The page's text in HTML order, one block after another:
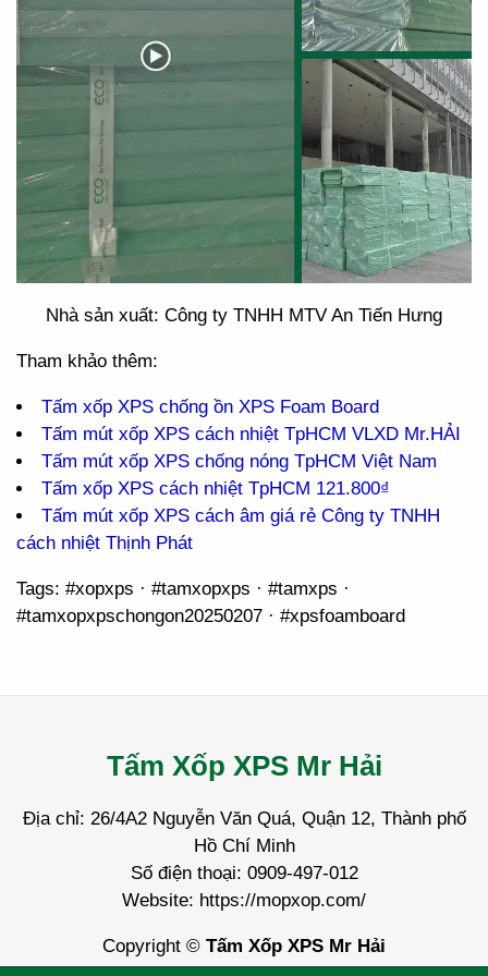
Nhà sản xuất: Công ty TNHH MTV An Tiến Hưng
Tham khảo thêm:
Tấm xốp XPS chống ồn XPS Foam Board
Tấm mút xốp XPS cách nhiệt TpHCM VLXD Mr.HẢI
Tấm mút xốp XPS chống nóng TpHCM Việt Nam
Tấm xốp XPS cách nhiệt TpHCM 121.800₫
Tấm mút xốp XPS cách âm giá rẻ Công ty TNHH
cách nhiệt Thịnh Phát
Tags: #xopxps · #tamxopxps · #tamxps ·
#tamxopxpschongon20250207 · #xpsfoamboard
Tấm Xốp XPS Mr Hải
Địa chỉ: 26/4A2 Nguyễn Văn Quá, Quận 12, Thành phố
Hồ Chí Minh
Số điện thoại: 0909-497-012
Website: https://mopxop.com/
Copyright © Tấm Xốp XPS Mr Hải